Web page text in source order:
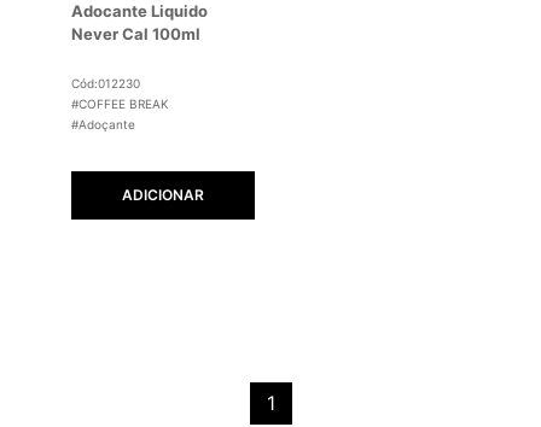
Adocante Liquido
Never Cal 100ml
Cód:012230
#COFFEE BREAK
#Adoçante
ADICIONAR
1